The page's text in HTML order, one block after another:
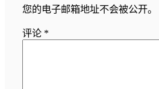
您的电子邮箱地址不会被公开。
评论 *